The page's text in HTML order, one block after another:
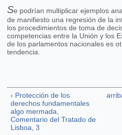
Se podrían multiplicar ejemplos
de manifiesto una regresión de la
los procedimientos de toma de
competencias entre la Unión y los
de los parlamentos nacionales es
tendencia.
‹ Protección de los
derechos fundamentales
algo mermada,
Comentario del Tratado de
Lisboa, 3